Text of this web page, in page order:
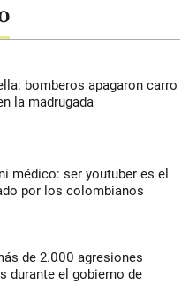
bomberos apagaron carro
la madrugada
médico: ser youtuber es el
por los colombianos
de 2.000 agresiones
durante el gobierno de